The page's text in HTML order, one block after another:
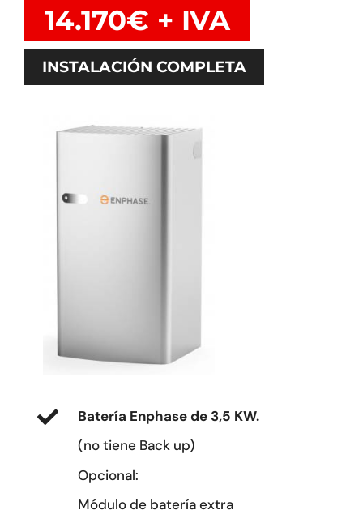
14.170€ + IVA
INSTALACIÓN COMPLETA
Batería Enphase de 3,5 KW.
(no tiene Back up)
Opcional:
Módulo de batería extra